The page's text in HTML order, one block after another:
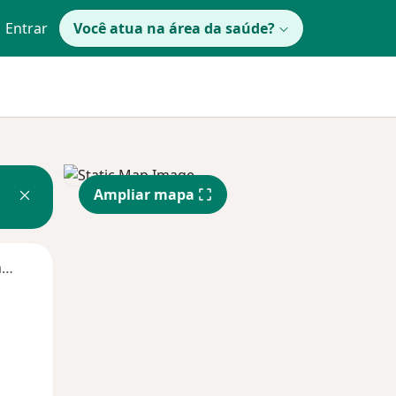
Entrar Você atua na área da saúde?
Segunda-feira
Ampliar mapa